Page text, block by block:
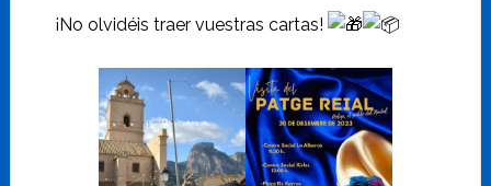
¡No olvidéis traer vuestras cartas!